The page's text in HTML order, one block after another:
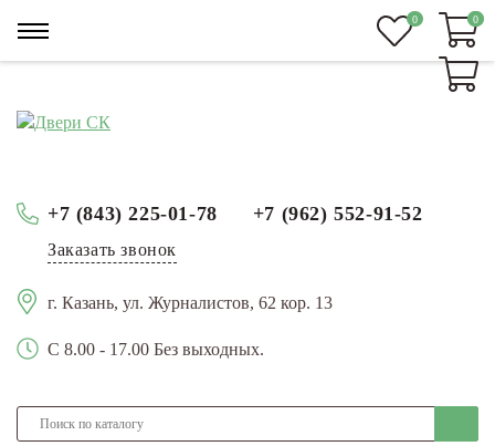
+7 (843) 225-01-78 +7 (962) 552-91-52
Заказать звонок
г. Казань, ул. Журналистов, 62 кор. 13
С 8.00 - 17.00 Без выходных.
0 0
0